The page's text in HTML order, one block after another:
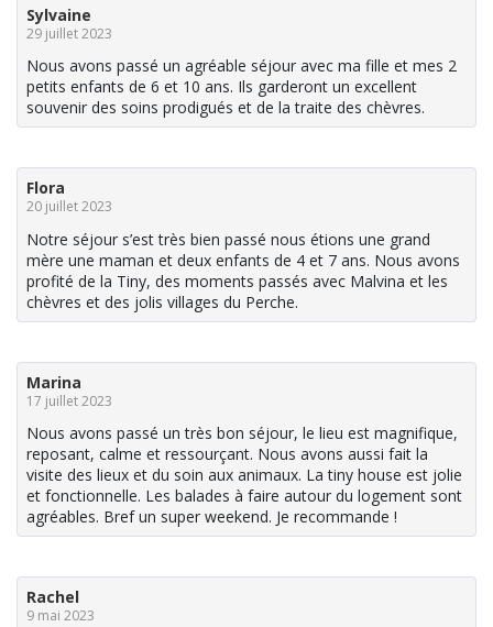
Sylvaine
29 juillet 2023
Nous avons passé un agréable séjour avec ma fille et mes 2
petits enfants de 6 et 10 ans. Ils garderont un excellent
souvenir des soins prodigués et de la traite des chèvres.
Flora
20 juillet 2023
Notre séjour s’est très bien passé nous étions une grand
mère une maman et deux enfants de 4 et 7 ans. Nous avons
profité de la Tiny, des moments passés avec Malvina et les
chèvres et des jolis villages du Perche.
Marina
17 juillet 2023
Nous avons passé un très bon séjour, le lieu est magnifique,
reposant, calme et ressourçant. Nous avons aussi fait la
visite des lieux et du soin aux animaux. La tiny house est jolie
et fonctionnelle. Les balades à faire autour du logement sont
agréables. Bref un super weekend. Je recommande !
Rachel
9 mai 2023